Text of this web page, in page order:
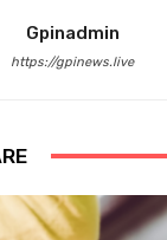
Gpinadmin
https://gpinews.live